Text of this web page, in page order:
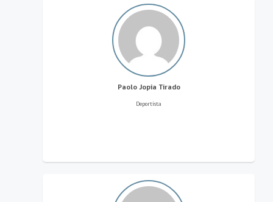
Paolo Jopia Tirado
Deportista